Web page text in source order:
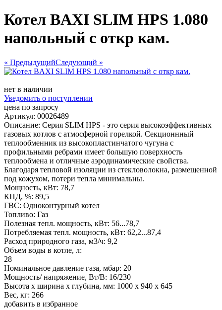
Котел BAXI SLIM HPS 1.080
напольный с откр кам.
« ПредыдущийСледующий »
нет в наличии
Уведомить о поступлении
цена по запросу
Артикул: 00026489
Описание: Серия SLIM HPS - это серия высокоэффективных
газовых котлов с атмосферной горелкой. Секционнный
теплообменник из высокопластинчатого чугуна с
профильными ребрами имеет большую поверхность
теплообмена и отличные аэродинамические свойства.
Благодаря тепловой изоляции из стекловолокна, размещенной
под кожухом, потери тепла минимальны.
Мощность, кВт: 78,7
КПД, %: 89,5
ГВС: Одноконтурный котел
Топливо: Газ
Полезная тепл. мощность, кВт: 56...78,7
Потребляемая тепл. мощность, кВт: 62,2...87,4
Расход природного газа, м3/ч: 9,2
Объем воды в котле, л:
28
Номинальное давление газа, мбар: 20
Мощность/ напряжение, Вт/В: 16/230
Высота х ширина х глубина, мм: 1000 х 940 х 645
Вес, кг: 266
добавить в избранное